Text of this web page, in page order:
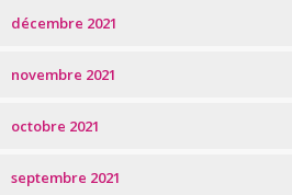
décembre 2021
novembre 2021
octobre 2021
septembre 2021